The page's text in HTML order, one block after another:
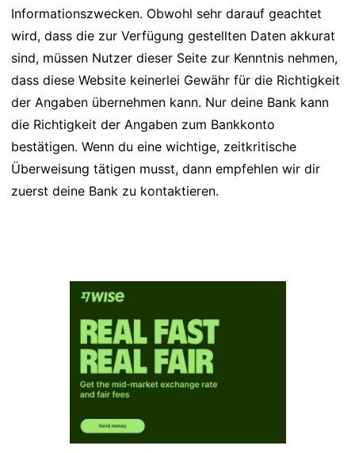
Informationszwecken. Obwohl sehr darauf geachtet
wird, dass die zur Verfügung gestellten Daten akkurat
sind, müssen Nutzer dieser Seite zur Kenntnis nehmen,
dass diese Website keinerlei Gewähr für die Richtigkeit
der Angaben übernehmen kann. Nur deine Bank kann
die Richtigkeit der Angaben zum Bankkonto
bestätigen. Wenn du eine wichtige, zeitkritische
Überweisung tätigen musst, dann empfehlen wir dir
zuerst deine Bank zu kontaktieren.